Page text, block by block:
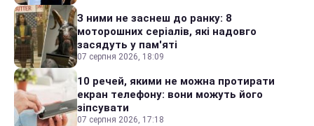
З ними не заснеш до ранку: 8
моторошних серіалів, які надовго
засядуть у пам'яті
07 серпня 2026, 18:09
10 речей, якими не можна протирати
екран телефону: вони можуть його
зіпсувати
07 серпня 2026, 17:18